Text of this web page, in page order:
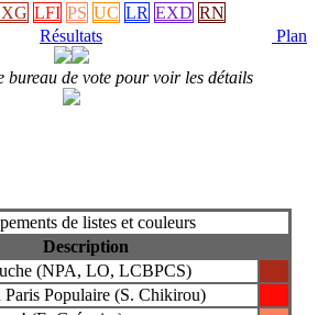
LFI PS UC LR EXD RN
Résultats Plan
bureau de vote pour voir les détails
de listes et couleurs
Description
(NPA, LO, LCBPCS)
Populaire (S. Chikirou)